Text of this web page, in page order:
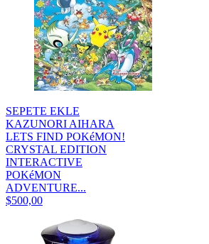
SEPETE EKLE
KAZUNORI AIHARA
LETS FIND POKéMON!
CRYSTAL EDITION
INTERACTIVE
POKéMON
ADVENTURE...
$500,00